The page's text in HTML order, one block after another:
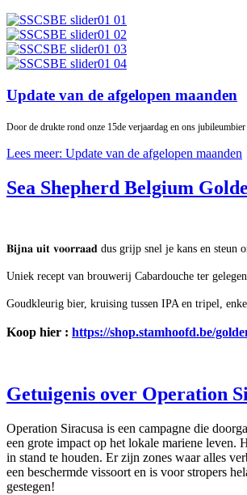
Update van de afgelopen maanden
Door de drukte rond onze 15de verjaardag en ons
Lees meer: Update van de afgelopen maanden
Sea Shepherd Belgium
𝐁𝐢𝐣𝐧𝐚 𝐮𝐢𝐭 𝐯𝐨𝐨𝐫𝐫𝐚𝐚𝐝 dus grijp snel je kans en
Uniek recept van brouwerij Cabardouche ter
Goudkleurig bier, kruising tussen IPA en tripel,
Koop hier : https://shop.stamhoofd.be/
Getuigenis over Operation
Operation Siracusa is een campagne die
een grote impact op het lokale mariene leven.
in stand te houden. Er zijn zones waar alles
een beschermde vissoort en is voor stropers
gestegen!